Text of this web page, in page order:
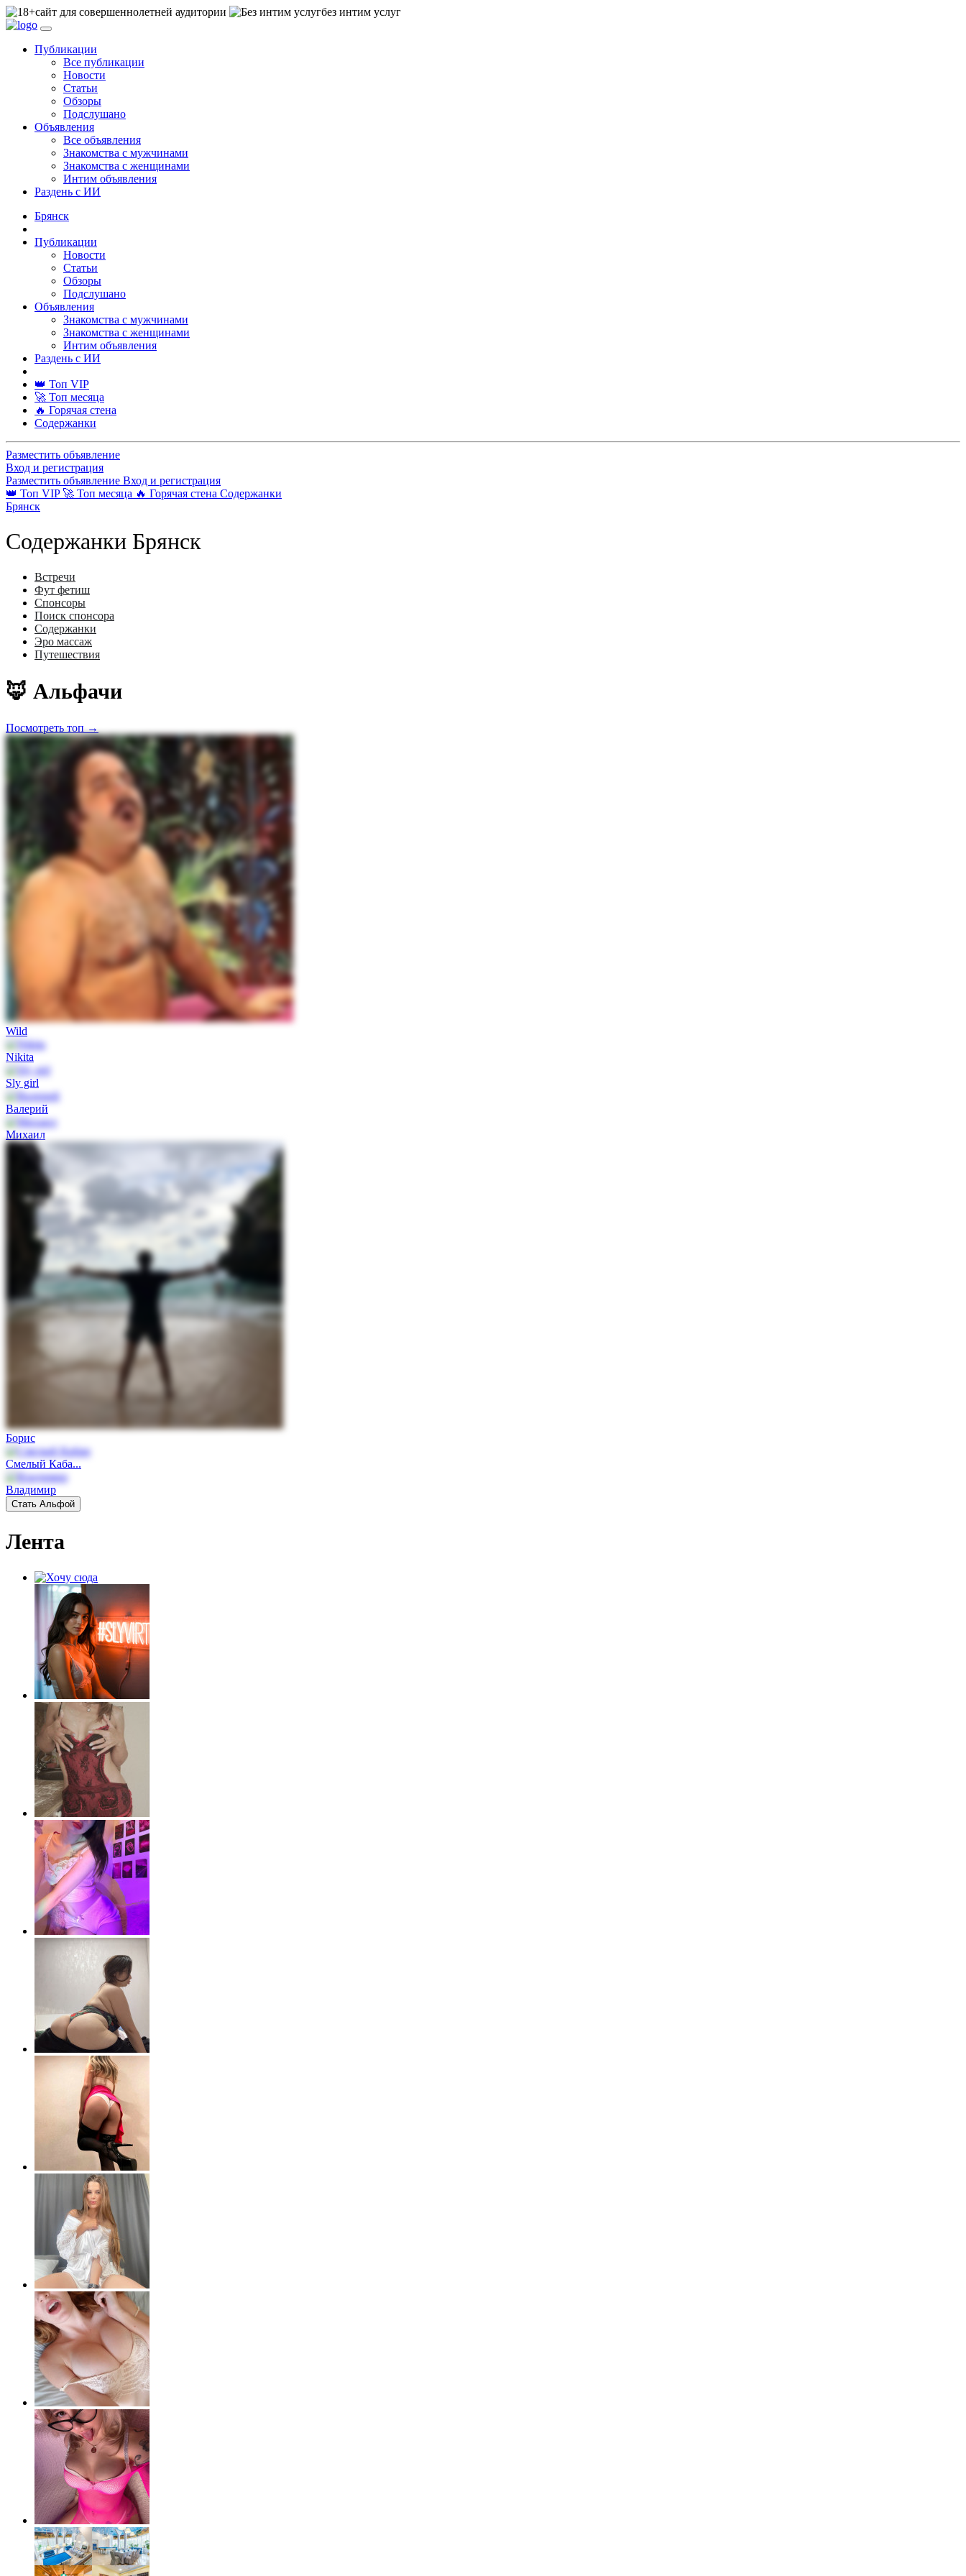
сайт для совершеннолетней аудитории без интим услуг
Публикации
Все публикации
Новости
Статьи
Обзоры
Подслушано
Объявления
Все объявления
Знакомства с мужчинами
Знакомства с женщинами
Интим объявления
Раздень с ИИ
Брянск
Публикации
Новости
Статьи
Обзоры
Подслушано
Объявления
Знакомства с мужчинами
Знакомства с женщинами
Интим объявления
Раздень с ИИ
👑 Топ VIP
🚀 Топ месяца
🔥 Горячая стена
Содержанки
Разместить объявление
Вход и регистрация
Разместить объявление Вход и регистрация
👑 Топ VIP 🚀 Топ месяца 🔥 Горячая стена Содержанки
Брянск
Содержанки Брянск
Встречи
Фут фетиш
Спонсоры
Поиск спонсора
Содержанки
Эро массаж
Путешествия
🦊 Альфачи
Посмотреть топ →
Wild
Nikita
Sly girl
Валерий
Михаил
Борис
Смелый Каба...
Владимир
Стать Альфой
Лента